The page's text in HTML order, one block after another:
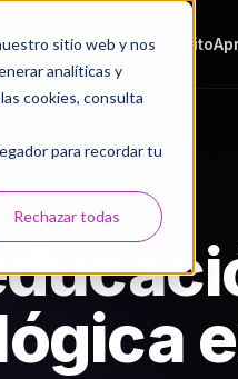
sitio web y nos
analíticas y
cookies, consulta
para recordar tu
Rechazar todas
Digital Casos de éxito
COLEGIO